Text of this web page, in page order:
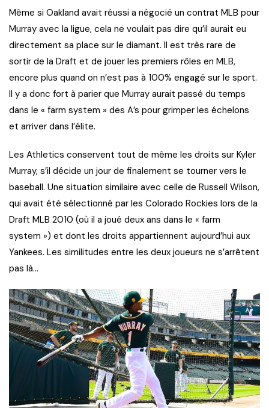
Même si Oakland avait réussi a négocié un contrat MLB pour
Murray avec la ligue, cela ne voulait pas dire qu’il aurait eu
directement sa place sur le diamant. Il est très rare de
sortir de la Draft et de jouer les premiers rôles en MLB,
encore plus quand on n’est pas à 100% engagé sur le sport.
Il y a donc fort à parier que Murray aurait passé du temps
dans le « farm system » des A’s pour grimper les échelons
et arriver dans l’élite.
Les Athletics conservent tout de même les droits sur Kyler
Murray, s’il décide un jour de finalement se tourner vers le
baseball. Une situation similaire avec celle de Russell Wilson,
qui avait été sélectionné par les Colorado Rockies lors de la
Draft MLB 2010 (où il a joué deux ans dans le « farm
system ») et dont les droits appartiennent aujourd’hui aux
Yankees. Les similitudes entre les deux joueurs ne s’arrêtent
pas là…